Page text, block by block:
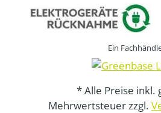
Ein
* Alle Preise inkl.
Mehrwertsteuer zzgl.